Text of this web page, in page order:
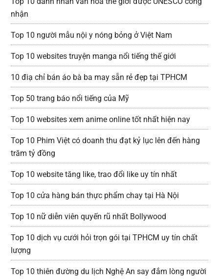
nhận
Top 10 người mẫu nội y nóng bỏng ở Việt Nam
Top 10 websites truyện manga nổi tiếng thế giới
10 điạ chỉ bán áo bà ba may sẵn rẻ đẹp tại TPHCM
Top 50 trang báo nổi tiếng của Mỹ
Top 10 websites xem anime online tốt nhất hiện nay
Top 10 Phim Việt có doanh thu đạt kỷ lục lên đến hàng
trăm tỷ đồng
Top 10 website tăng like, trao đổi like uy tín nhất
Top 10 cửa hàng bán thực phẩm chay tại Hà Nội
Top 10 nữ diễn viên quyến rũ nhất Bollywood
Top 10 dịch vụ cưới hỏi trọn gói tại TPHCM uy tín chất
lượng
Top 10 thiên đường du lịch Nghệ An say đắm lòng người